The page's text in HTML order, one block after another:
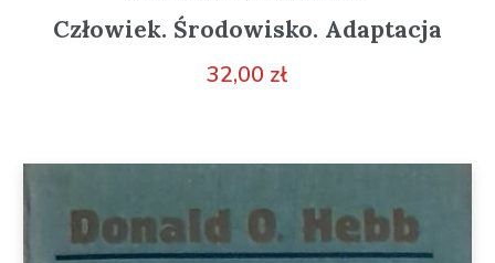
Człowiek. Środowisko. Adaptacja
32,00 zł